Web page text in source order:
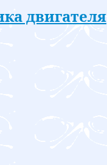
двигателя